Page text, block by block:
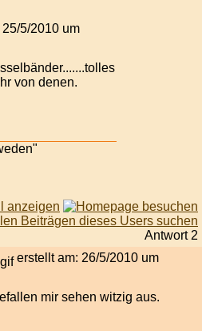
5/2010 um
von denen.
Antwort 2
erstellt am: 26/5/2010 um
mir sehen witzig aus.